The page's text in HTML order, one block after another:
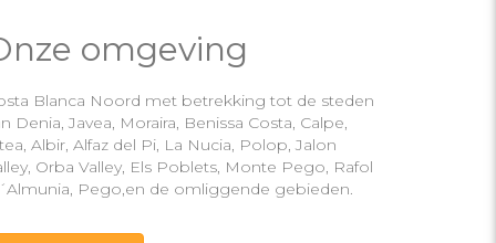
omgeving
Blanca Noord met betrekking tot de steden
Denia, Javea, Moraira, Benissa Costa, Calpe,
Albir, Alfaz del Pi, La Nucia, Polop, Jalon
Orba Valley, Els Poblets, Monte Pego, Rafol
Pego,en de omliggende gebieden.